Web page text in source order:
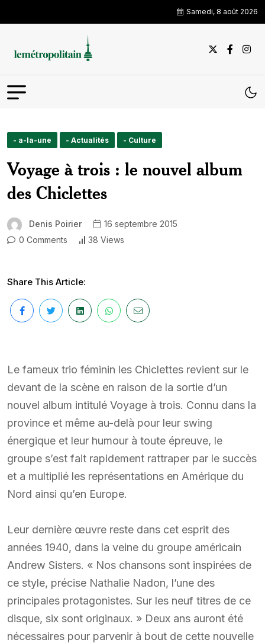
Samedi, 8 août 2026
- a-la-une - Actualités - Culture
Voyage à trois : le nouvel album
des Chiclettes
Denis Poirier
16 septembre 2015
0 Comments
38 Views
Share This Article:
Le fameux trio féminin les Chiclettes revient sur le
devant de la scène en raison de la sortie d’un
nouvel album intitulé Voyage à trois. Connu dans la
province et même au-delà pour leur swing
énergique et leur humour à toute épreuve, le
groupe s’est fait rapidement rattraper par le succès
et a multiplié les représentations en Amérique du
Nord ainsi qu’en Europe.
Leur dernière œuvre reste dans cet esprit des
années 1940, dans la veine du groupe américain
Andrew Sisters. « Nos chansons sont inspirées de
ce style, précise Nathalie Nadon, l’une des
principales protagonistes. Sur les neuf titres de ce
disque, six sont originaux. » Deux ans auront été
nécessaires pour parvenir à bout de cette nouvelle